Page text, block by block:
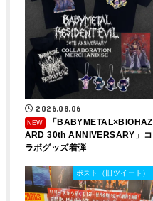
2026.08.06
「BABYMETAL×BIOHAZ
ARD 30th ANNIVERSARY」コ
ラボグッズ着弾
ポスト（旧ツイート）